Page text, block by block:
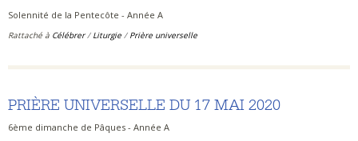
Solennité de la Pentecôte - Année A
Rattaché à Célébrer / Liturgie / Prière universelle
PRIÈRE UNIVERSELLE DU 17 MAI 2020
6ème dimanche de Pâques - Année A